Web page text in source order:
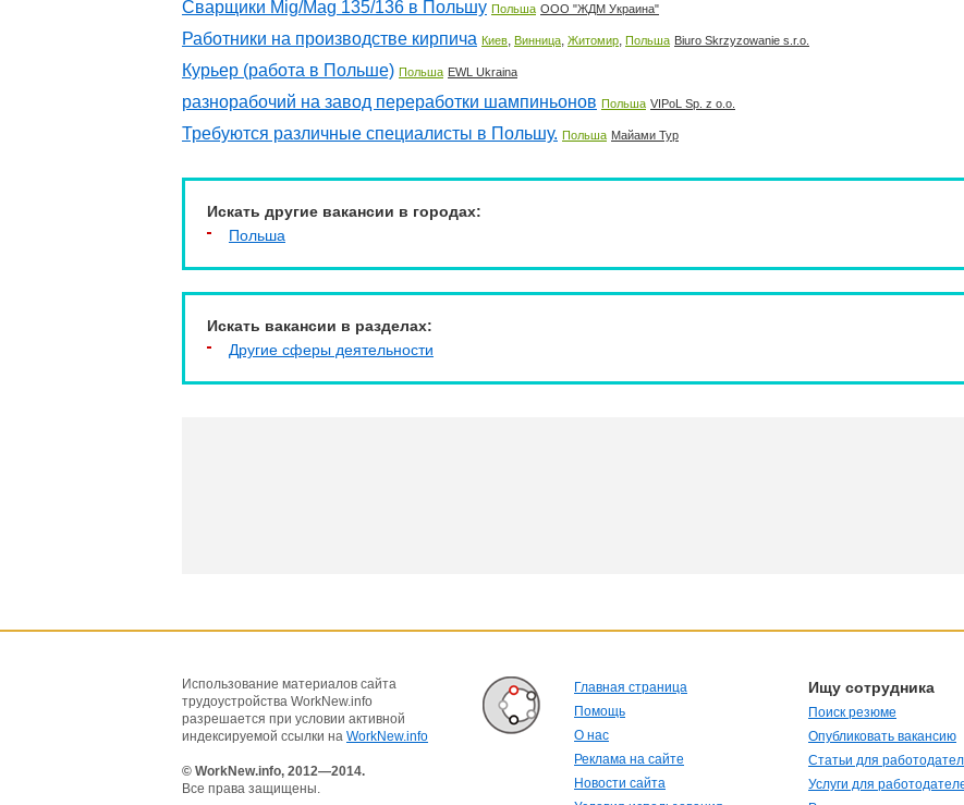
Сварщики Mig/Mag 135/136 в Польшу Польша ООО "ЖДМ Украина"
Работники на производстве кирпича Киев, Винница, Житомир, Польша Biuro Skrzyzowanie s.r.o.
Курьер (работа в Польше) Польша EWL Ukraina
разнорабочий на завод переработки шампиньонов Польша VIPoL Sp. z o.o.
Требуются различные специалисты в Польшу. Польша Майами Тур
Искать другие вакансии в городах:
Польша
Искать вакансии в разделах:
Другие сферы деятельности
Использование материалов сайта
трудоустройства WorkNew.info
разрешается при условии активной
индексируемой ссылки на WorkNew.info
© WorkNew.info, 2012—2014.
Все права защищены.
Главная страница
Помощь
О нас
Реклама на сайте
Новости сайта
Ищу сотрудника
Поиск резюме
Опубликовать вакансию
Статьи для
Услуги для